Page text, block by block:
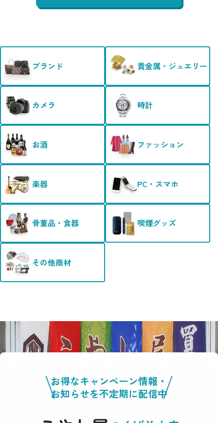
ブランド 貴金属・ジュエリー
カメラ 時計
お酒 ファッション
楽器 PC・スマホ
骨董品・食器 喫煙グッズ
その他商材
お得なキャンペーン情報・
お知らせを不定期に配信中